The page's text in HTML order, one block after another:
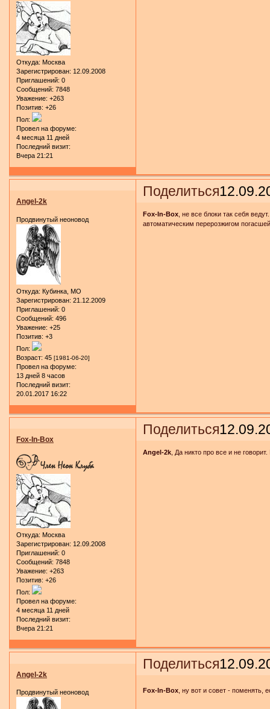
Откуда: Москва
Зарегистрирован: 12.09.2008
Приглашений: 0
Сообщений: 7848
Уважение: +263
Позитив: +26
Пол:
Провел на форуме:
4 месяца 11 дней
Последний визит:
Вчера 21:21
Поделиться
Angel-2k
Продвинутый неоновод
Откуда: Кубинка, МО
Зарегистрирован: 21.12.2009
Приглашений: 0
Сообщений: 496
Уважение: +25
Позитив: +3
Пол:
Возраст: 45 [1981-06-20]
Провел на форуме:
13 дней 8 часов
Последний визит:
20.01.2017 16:22
Fox-In-Box , не все блоки так себя
автоматическим перерозжигом
Поделиться
Fox-In-Box
Откуда: Москва
Зарегистрирован: 12.09.2008
Приглашений: 0
Сообщений: 7848
Уважение: +263
Позитив: +26
Пол:
Провел на форуме:
4 месяца 11 дней
Последний визит:
Вчера 21:21
Angel-2k , Да никто про все и не
Поделиться
Angel-2k
Продвинутый неоновод Fox-In-Box , ну вот и совет -